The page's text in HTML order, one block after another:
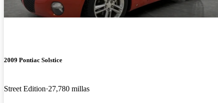
2009 Pontiac Solstice
Street Edition 27,780 millas